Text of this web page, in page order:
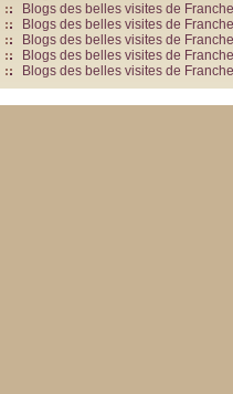
Blogs des belles visites de
Blogs des belles visites de
Blogs des belles visites de
Blogs des belles visites de
Blogs des belles visites de